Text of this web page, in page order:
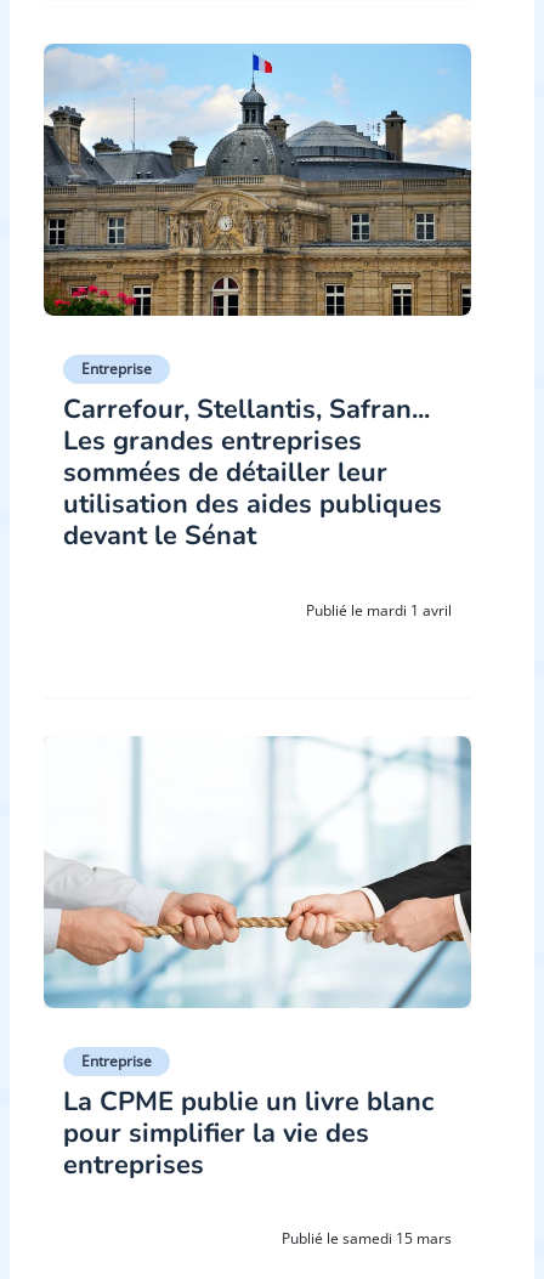
Entreprise
Carrefour, Stellantis, Safran...
Les grandes entreprises
sommées de détailler leur
utilisation des aides publiques
devant le Sénat
Publié le mardi 1 avril
Entreprise
La CPME publie un livre blanc
pour simplifier la vie des
entreprises
Publié le samedi 15 mars